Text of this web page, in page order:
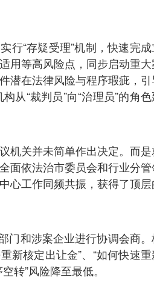
行“存疑受理”机制，快速完成
用等高风险点，同步启动重大
潜在法律风险与程序瑕疵，引
从“裁判员”向“治理员”的角色
机关并未简单作出决定。而
面依法治市委员会和行业分管
心工作同频共振，获得了顶层
门和涉案企业进行协调会商
新核定出让金”、“如何快速
转”风险降至最低。